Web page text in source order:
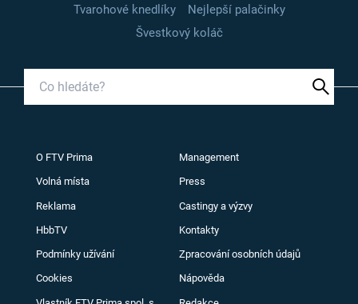
Tvarohové knedlíky
Nejlepší palačinky
Švestkový koláč
O FTV Prima Management
Volná místa Press
Reklama Castingy a výzvy
HbbTV Kontakty
Podmínky užívání Zpracování osobních údajů
Cookies Nápověda